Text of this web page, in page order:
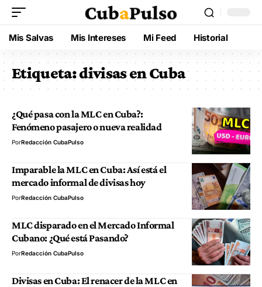
Mis Salvas Mis Intereses Mi Feed Historial
Etiqueta:divisas en Cuba
¿Qué pasa con la MLC en Cuba?:
Fenómeno pasajero o nueva realidad
PorRedacción CubaPulso
Imparable la MLC en Cuba: Así está el
mercado informal de divisas hoy
PorRedacción CubaPulso
MLC disparado en el Mercado Informal
Cubano: ¿Qué está Pasando?
PorRedacción CubaPulso
Divisas en Cuba: El renacer de la MLC en